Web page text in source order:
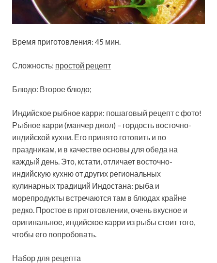
Время приготовления: 45 мин.
Сложность: простой рецепт
Блюдо: Второе блюдо;
Индийское рыбное карри: пошаговый рецепт с фото!
Рыбное карри (манчер джол) – гордость восточно-
индийской кухни. Его принято готовить и по
праздникам, и в качестве основы для обеда на
каждый день. Это, кстати, отличает восточно-
индийскую кухню от других региональных
кулинарных традиций Индостана: рыба и
морепродукты встречаются там в блюдах крайне
редко. Простое в приготовлении, очень вкусное и
оригинальное, индийское карри из рыбы стоит того,
чтобы его попробовать.
Набор для рецепта